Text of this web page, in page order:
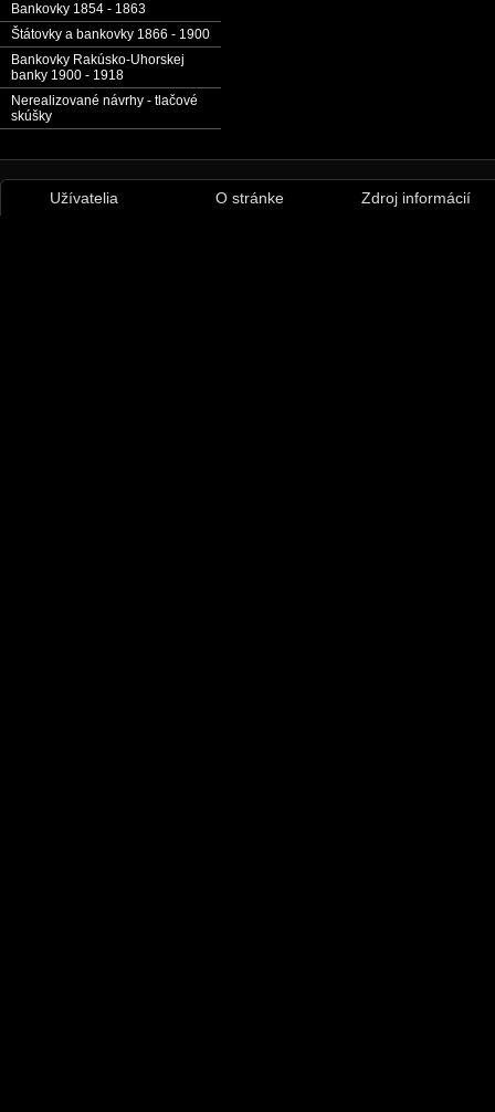
Bankovky 1854 - 1863
Štátovky a bankovky 1866 - 1900
Bankovky Rakúsko-Uhorskej
banky 1900 - 1918
Nerealizované návrhy - tlačové
skúšky
Užívatelia O stránke Zdroj informácií